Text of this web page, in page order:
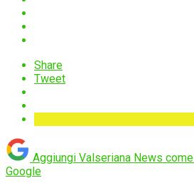
Share
Tweet
Aggiungi Valseriana News come
Google